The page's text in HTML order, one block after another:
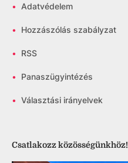
• Adatvédelem
• Hozzászólás szabályzat
• RSS
• Panaszügyintézés
• Választási irányelvek
Csatlakozz közösségünkhöz!